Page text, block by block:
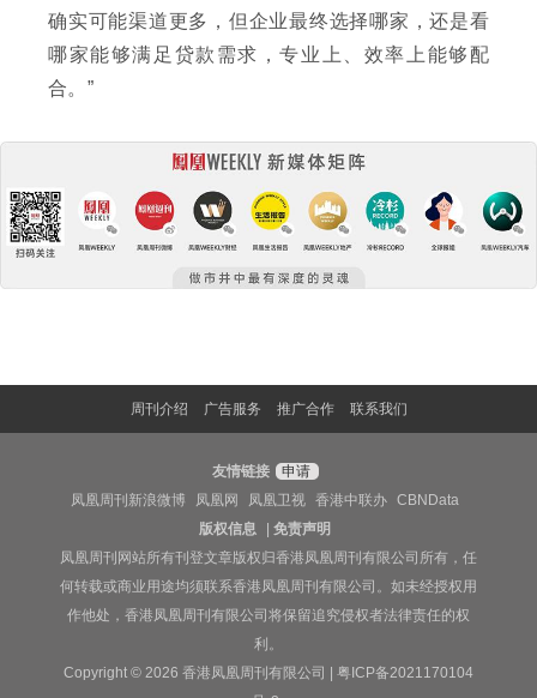
确实可能渠道更多，但企业最终选择哪家，还是看
哪家能够满足贷款需求，专业上、效率上能够配
合。”
周刊介绍 广告服务 推广合作 联系我们
友情链接
申请
凤凰周刊新浪微博
凤凰网 凤凰卫视 香港中联办
CBNData
版权信息
|免责声明
凤凰周刊网站所有刊登文章版权归香港凤凰周刊有限公司所有，任
何转载或商业用途均须联系香港凤凰周刊有限公司。如未经授权用
作他处，香港凤凰周刊有限公司将保留追究侵权者法律责任的权
利。
Copyright © 2026 香港凤凰周刊有限公司 | 粤ICP备2021170104